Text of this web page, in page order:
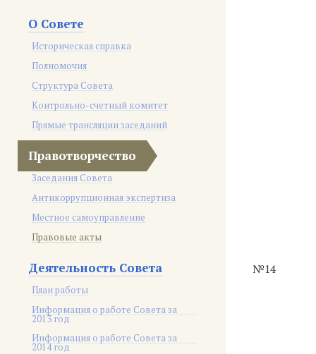
О Совете
Историческая справка
Полномочия
Структура Совета
Контрольно-счетный комитет
Прямые трансляции заседаний
Правотворчество
Заседания Совета
Антикоррупционная экспертиза
Местное самоуправление
Правовые акты
Деятельность Совета
План работы
Информация о работе Совета за
2013 год
Информация о работе Совета за
2014 год
№14